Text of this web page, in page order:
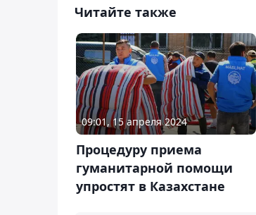
Читайте также
09:01, 15 апреля 2024
Процедуру приема
гуманитарной помощи
упростят в Казахстане